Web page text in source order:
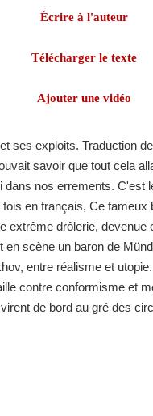
Écrire à l'auteur
Télécharger le texte
Ajouter une vidéo
ses exploits. Traduction
savoir que tout cela
nos errements. C'est
en français, Ce fameux
extrême drôlerie, devenue
scène un baron de
entre réalisme et
contre conformisme et
de bord au gré des